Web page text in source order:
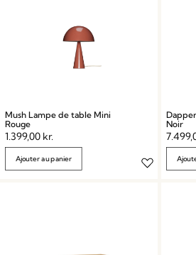
Mush Lampe de table Mini
Rouge
1.399,00 kr.
Ajouter au panier
Noir